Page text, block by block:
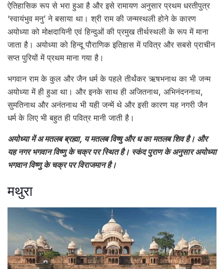
ऐतिहासिक रूप से भरा हुआ है और इसे रामायण अनुसार प्रथम धरतीपुत्र
‘स्वायंभुव मनु’ ने बसाया था। श्री राम की जन्मस्थली होने के कारण
अयोध्या को मोक्षदायिनी एवं हिन्दुओं की प्रमुख तीर्थस्थली के रूप में माना
जाता है। अयोध्या को हिन्दू पौराणिक इतिहास में पवित्र और सबसे प्राचीन
सप्त पुरियों में प्रथम माना गया है।
भगवान राम के कुल और जैन धर्म के पहले तीर्थंकर ऋषभनाथ का भी जन्म
अयोध्या में ही हुआ था। और इनके साथ ही अजितनाथ, अभिनंदननाथ,
सुमतिनाथ और अनंतनाथ भी यही जन्में थे और इसी कारण यह नगरी जैन
धर्म के लिए भी बहुत ही पवित्र मानी जाती है।
अयोध्या में अ मतलब ब्रह्मा, य मतलब विष्षु और ध का मतलब शिव है। और
यह नगर भगवान विष्णु के चक्र पर स्थित है। स्कंद पुराण के अनुसार अयोध्‍या
भगवान विष्‍णु के चक्र पर विराजमान है।
मथुरा